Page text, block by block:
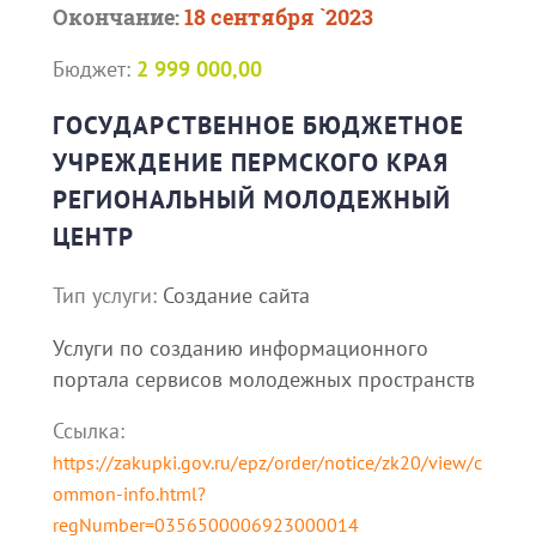
Окончание:18 сентября `2023
Бюджет: 2 999 000,00
ГОСУДАРСТВЕННОЕ БЮДЖЕТНОЕ
УЧРЕЖДЕНИЕ ПЕРМСКОГО КРАЯ
РЕГИОНАЛЬНЫЙ МОЛОДЕЖНЫЙ
ЦЕНТР
Тип услуги: Создание сайта
Услуги по созданию информационного
портала сервисов молодежных пространств
Ссылка:
https://zakupki.gov.ru/epz/order/notice/zk20/view/c
ommon-info.html?
regNumber=0356500006923000014